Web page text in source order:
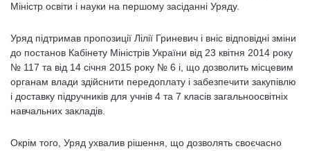
Міністр освіти і науки на першому засіданні Уряду.
Уряд підтримав пропозиції Лілії Гриневич і вніс відповідні зміни
до постанов Кабінету Міністрів України від 23 квітня 2014 року
№ 117 та від 14 січня 2015 року № 6 і, що дозволить місцевим
органам влади здійснити передоплату і забезпечити закупівлю
і доставку підручників для учнів 4 та 7 класів загальноосвітніх
навчальних закладів.
Окрім того, Уряд ухвалив рішення, що дозволять своєчасно